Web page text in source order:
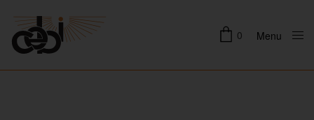
0 Menu